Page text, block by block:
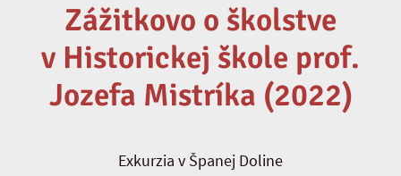
Zážitkovo o školstve
v Historickej škole prof.
Jozefa Mistríka (2022)
Exkurzia v Španej Doline